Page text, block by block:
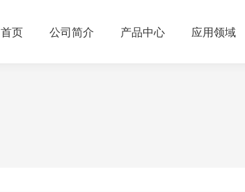
首页 公司简介 产品中心 应用领域